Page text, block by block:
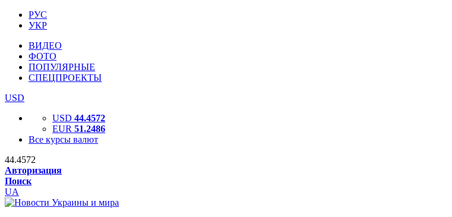
РУС
УКР
ВИДЕО
ФОТО
ПОПУЛЯРНЫЕ
СПЕЦПРОЕКТЫ
USD
USD 44.4572
EUR 51.2486
Все курсы валют
44.4572
Авторизация
Поиск
UA